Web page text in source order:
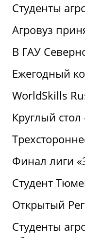
Студенты
Агровуз
В ГАУ
Ежегодный
WorldSkills
Круглый
Финал лиги
Студент
Открытый
Студенты